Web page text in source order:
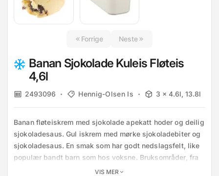
Forrige Neste
Banan Sjokolade Kuleis Fløteis
4,6l
2493096 Hennig-Olsen Is 3 x 4.6l, 13.8l
Banan fløteiskrem med sjokolade apekatt hoder og deilig
sjokoladesaus. Gul iskrem med mørke sjokoladebiter og
sjokoladesaus. En smak som har godt nedslagsfelt, like
populær bandt barn som hos voksne. Bruksområder, fra
kuleis i beger eller kjeks til milkshakes.
VIS MER